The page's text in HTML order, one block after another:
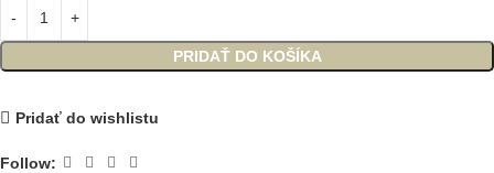
PRIDAŤ DO KOŠÍKA
Pridať do wishlistu
Follow: